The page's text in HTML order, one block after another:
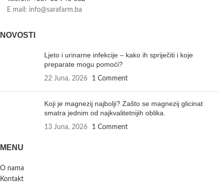
E mail: info@sarafarm.ba
NOVOSTI
Ljeto i urinarne infekcije – kako ih spriječiti i koje
preparate mogu pomoći?
22 Juna, 2026 1 Comment
Koji je magnezij najbolji? Zašto se magnezij glicinat
smatra jednim od najkvalitetnijih oblika.
13 Juna, 2026 1 Comment
MENU
O nama
Kontakt